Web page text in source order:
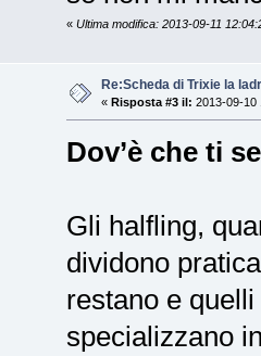
« Ultima modifica: 2013-09-11
Re:Scheda di Trixie la
« Risposta #3 il: 2013-09-10
Dov’è che ti
Gli halfling,
dividono
restano e
specializzano